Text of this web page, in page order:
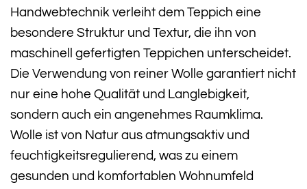
Handwebtechnik verleiht dem Teppich eine
besondere Struktur und Textur, die ihn von
maschinell gefertigten Teppichen unterscheidet.
Die Verwendung von reiner Wolle garantiert nicht
nur eine hohe Qualität und Langlebigkeit,
sondern auch ein angenehmes Raumklima.
Wolle ist von Natur aus atmungsaktiv und
feuchtigkeitsregulierend, was zu einem
gesunden und komfortablen Wohnumfeld